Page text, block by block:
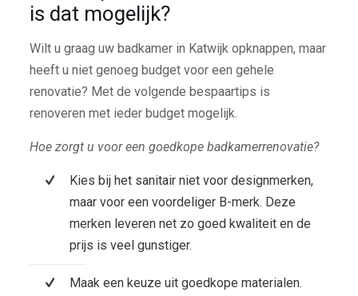
is dat mogelijk?
Wilt u graag uw badkamer in Katwijk opknappen, maar
heeft u niet genoeg budget voor een gehele
renovatie? Met de volgende bespaartips is
renoveren met ieder budget mogelijk.
Hoe zorgt u voor een goedkope badkamerrenovatie?
Kies bij het sanitair niet voor designmerken,
maar voor een voordeliger B-merk. Deze
merken leveren net zo goed kwaliteit en de
prijs is veel gunstiger.
Maak een keuze uit goedkope materialen.